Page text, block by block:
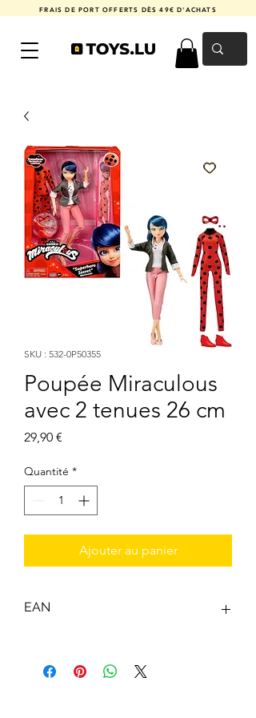
FRAIS DE PORT OFFERTS DÈS 49€ D'ACHATS
SKU : 532-0P50355
Poupée Miraculous
avec 2 tenues 26 cm
29,90 €
Quantité *
Ajouter au panier
EAN